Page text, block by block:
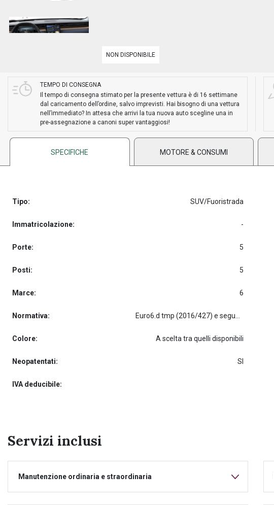
NON DISPONIBILE
TEMPO DI CONSEGNA
Il tempo di consegna stimato per la presente vettura è di 16 settimane
dal caricamento dell’ordine, salvo imprevisti. Hai bisogno di una vettura
nell’immediato? In attesa che arrivi la tua nuova auto scegline una in
pre-assegnazione a canoni super vantaggiosi!
SPECIFICHE MOTORE & CONSUMI
Tipo: SUV/Fuoristrada
Immatricolazione: -
Porte: 5
Posti: 5
Marce: 6
Normativa:
Colore: A scelta tra quelli disponibili
Neopatentati: SI
IVA deducibile:
Servizi inclusi
Manutenzione ordinaria e straordinaria